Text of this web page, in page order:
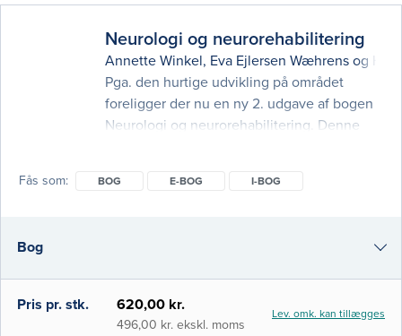
Neurologi og neurorehabilitering
Annette Winkel, Eva Ejlersen Wæhrens og
Pga. den hurtige udvikling på området
foreligger der nu en ny 2. udgave af bogen
Neurologi og neurorehabilitering. Denne
præsenterer nyeste viden og
sygeplejefaglige aspekter i flere kapitler.
Fås som BOG E-BOG I-BOG
Bog
e-bog
Pris pr. stk. 620,00 kr.
496,00 kr. ekskl. moms
Lev. omk. kan tillægges